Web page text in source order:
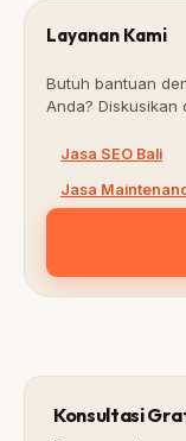
Layanan Kami
Butuh bantuan
Anda? Diskusikan
Jasa SEO Bali
Jasa
Konsultasi